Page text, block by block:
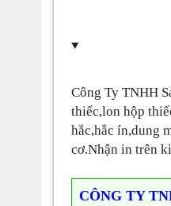
Công Ty TNHH
thiếc,lon hộp
hắc,hắc ín,dung
cơ.Nhận in trên
CÔNG TY